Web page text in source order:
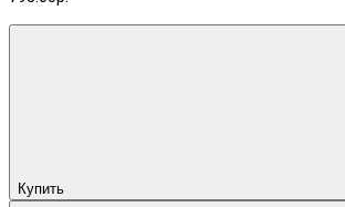
Купить